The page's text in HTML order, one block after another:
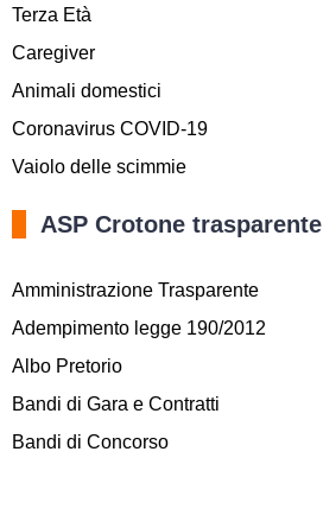
Terza Età
Caregiver
Animali domestici
Coronavirus COVID-19
Vaiolo delle scimmie
ASP Crotone trasparente
Amministrazione Trasparente
Adempimento legge 190/2012
Albo Pretorio
Bandi di Gara e Contratti
Bandi di Concorso